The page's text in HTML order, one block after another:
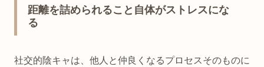
距離を詰められること自体がストレスにな
る
社交的陰キャは、他人と仲良くなるプロセスそのものに